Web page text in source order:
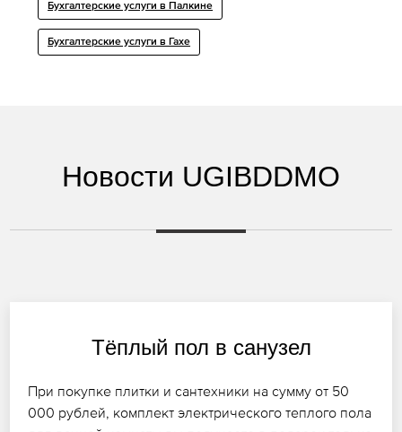
Бухгалтерские услуги в Палкине
Бухгалтерские услуги в Гахе
Новости UGIBDDMO
Тёплый пол в санузел
При покупке плитки и сантехники на сумму от 50
000 рублей, комплект электрического теплого пола